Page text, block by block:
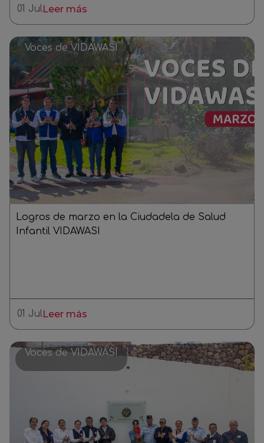
01 JulLeer más
Voces de VIDAWASI
Logros de marzo en la Ciudadela de Salud
Infantil VIDAWASI
01 JulLeer más
Voces de VIDAWASI